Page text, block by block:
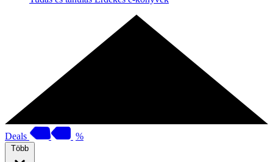
Deals %
Több